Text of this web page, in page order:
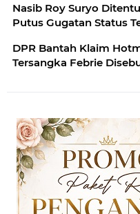
Nasib Roy Suryo
Putus Gugatan Status
DPR Bantah Klaim
Tersangka Febrie